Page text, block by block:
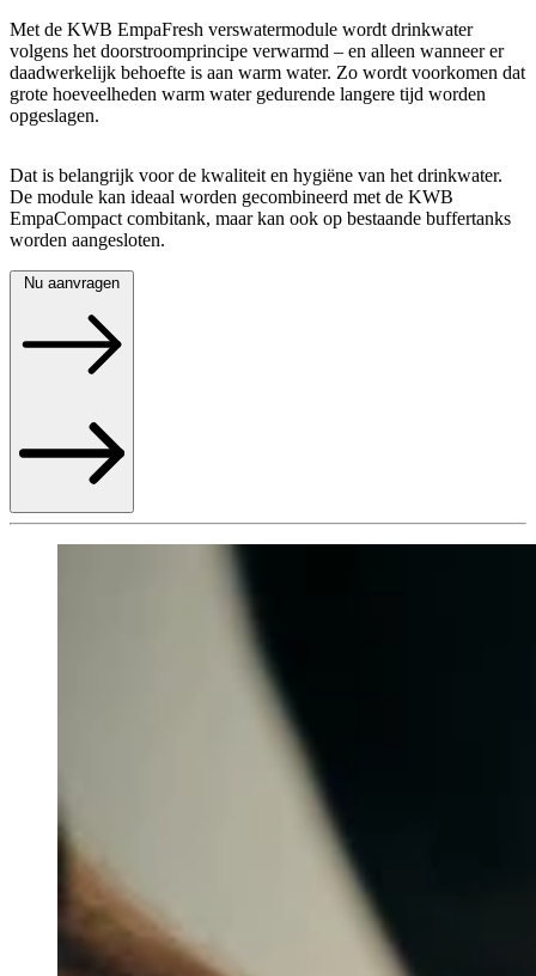
Met de KWB EmpaFresh verswatermodule wordt drinkwater
volgens het doorstroomprincipe verwarmd – en alleen wanneer er
daadwerkelijk behoefte is aan warm water. Zo wordt voorkomen dat
grote hoeveelheden warm water gedurende langere tijd worden
opgeslagen.
Dat is belangrijk voor de kwaliteit en hygiëne van het drinkwater.
De module kan ideaal worden gecombineerd met de KWB
EmpaCompact combitank, maar kan ook op bestaande buffertanks
worden aangesloten.
Nu aanvragen